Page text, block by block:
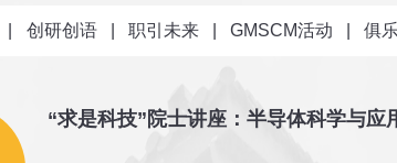
创研创语 职引未来 GMSCM活动 俱
“求是科技”院士讲座：半导体科学与